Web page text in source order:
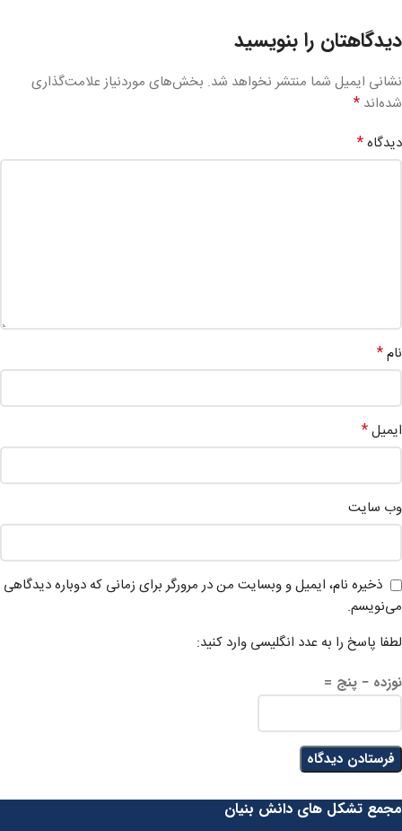
دیدگاهتان را بنویسید
نشانی ایمیل شما منتشر نخواهد شد. بخش‌های موردنیاز علامت‌گذاری
شده‌اند *
دیدگاه*
نام*
ایمیل*
وب‌ سایت
ذخیره نام، ایمیل و وبسایت من در مرورگر برای زمانی که دوباره دیدگاهی
می‌نویسم.
لطفا پاسخ را به عدد انگلیسی وارد کنید:
نوزده − پنج =
مجمع تشکل های دانش بنیان